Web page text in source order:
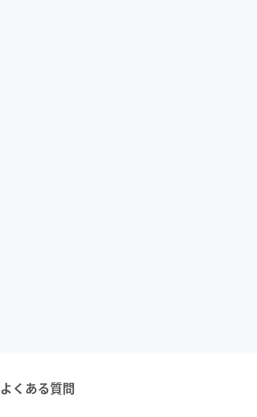
よくある質問